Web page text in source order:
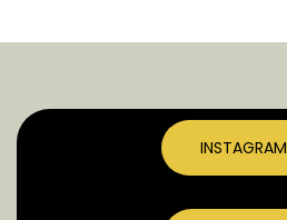
INSTAGRAM